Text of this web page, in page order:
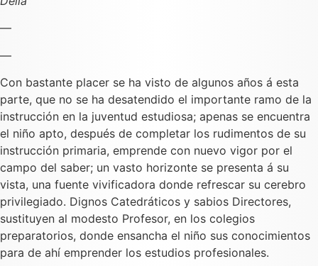
―
―
Con bastante placer se ha visto de algunos años á esta
parte, que no se ha desatendido el importante ramo de la
instrucción en la juventud estudiosa; apenas se encuentra
el niño apto, después de completar los rudimentos de su
instrucción primaria, emprende con nuevo vigor por el
campo del saber; un vasto horizonte se presenta á su
vista, una fuente vivificadora donde refrescar su cerebro
privilegiado. Dignos Catedráticos y sabios Directores,
sustituyen al modesto Profesor, en los colegios
preparatorios, donde ensancha el niño sus conocimientos
para de ahí emprender los estudios profesionales.